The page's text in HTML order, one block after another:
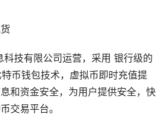
技有限公司运营，采用 银行级的
币钱包技术，虚拟币即时充值提
和资金安全，为用户提供安全，快
交易平台。